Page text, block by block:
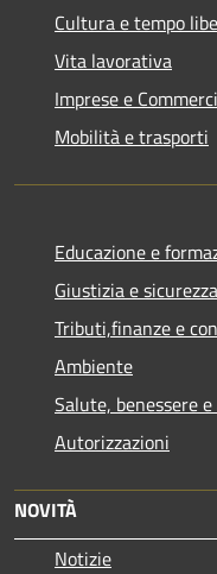
Cultura e tempo
Vita lavorativa
Imprese e
Mobilità e trasporti
Educazione e
Giustizia e
Tributi,finanze e
Ambiente
Salute, benessere
Autorizzazioni
NOVITÀ
Notizie